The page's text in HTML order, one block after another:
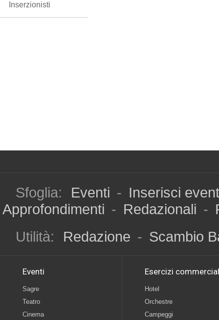
Inserzionisti
Sfoglia: Eventi - Inserisci
Approfondimenti - Redazionali -
Utilità:
Redazione - Scambio
Eventi
Sagre
Teatro
Cinema
Esercizi
Hotel
Orchestre
Campeggi